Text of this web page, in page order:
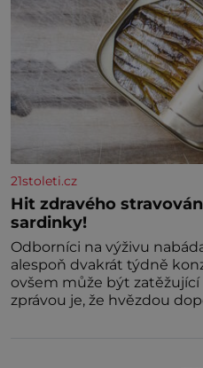
21stoleti.cz
Hit zdravého
sardinky!
Odborníci na výživu
alespoň dvakrát týdně
ovšem může být
zprávou je, že hvězdou